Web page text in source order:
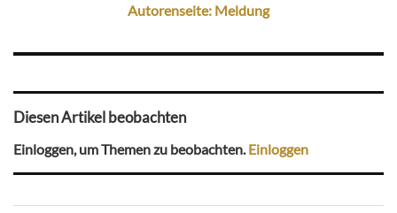
Autorenseite: Meldung
Diesen Artikel beobachten
Einloggen, um Themen zu beobachten. Einloggen